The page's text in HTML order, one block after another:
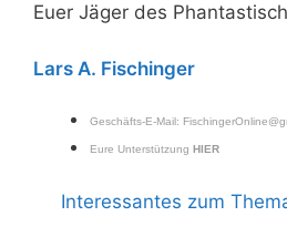
Euer Jäger des
Lars A. Fischinger
Geschäfts-E-Mail:
Eure Unterstützung HIER
Interessantes zum